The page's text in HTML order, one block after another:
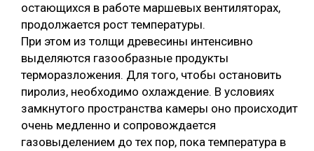
остающихся в работе маршевых вентиляторах,
продолжается рост температуры.
При этом из толщи древесины интенсивно
выделяются газообразные продукты
терморазложения. Для того, чтобы остановить
пиролиз, необходимо охлаждение. В условиях
замкнутого пространства камеры оно происходит
очень медленно и сопровождается
газовыделением до тех пор, пока температура в